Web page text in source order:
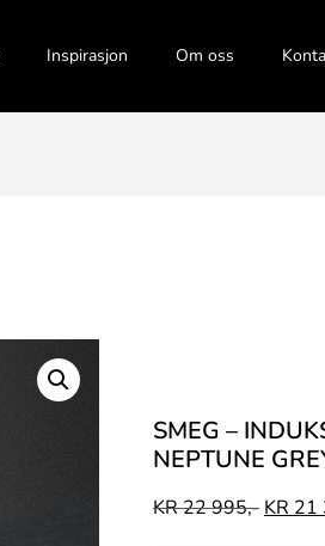
Inspirasjon Om oss
SMEG –
NEPTUNE
KR22 995,- KR 21